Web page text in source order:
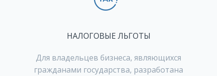
НАЛОГОВЫЕ ЛЬГОТЫ
Для владельцев бизнеса, являющихся
гражданами государства, разработана